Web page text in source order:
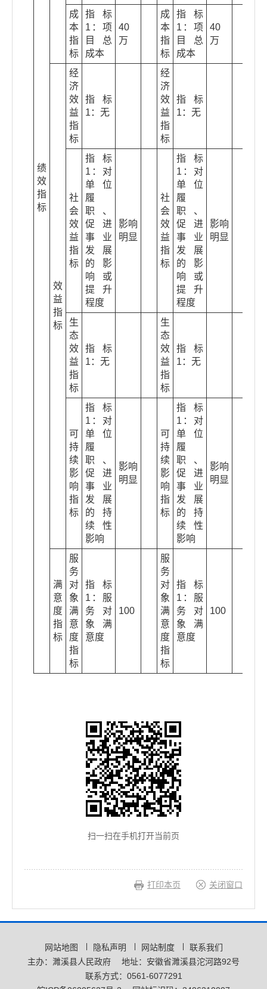
绩
效
指
标
成
本
指
标
指标
1：项
目总
成本
40
万
成
本
指
标
指标
1：项
目总
成本
40
万
效
益
指
标
经
济
效
益
指
标
指标
1：无
经
济
效
益
指
标
指标
1：无
社
会
效
益
指
标
指标
1：对
单位
履
职、
促进
事业
发展
的影
响或
提升
程度
影响
明显
社
会
效
益
指
标
指标
1：对
单位
履
职、
促进
事业
发展
的影
响或
提升
程度
影响
明显
生
态
效
益
指
标
指标
1：无
生
态
效
益
指
标
指标
1：无
可
持
续
影
响
指
标
指标
1：对
单位
履
职、
促进
事业
发展
的持
续性
影响
影响
明显
可
持
续
影
响
指
标
指标
1：对
单位
履
职、
促进
事业
发展
的持
续性
影响
影响
明显
满
意
度
指
标
服
务
对
象
满
意
度
指
标
指标
1：服
务对
象满
意度
100
服
务
对
象
满
意
度
指
标
指标
1：服
务对
象满
意度
100
扫一扫在手机打开当前页
打印本页 关闭窗口
网站地图 隐私声明 网站制度
联系我们
主办：濉溪县人民政府
地址：安徽省濉溪县沱河路92号
联系方式：0561-6077291